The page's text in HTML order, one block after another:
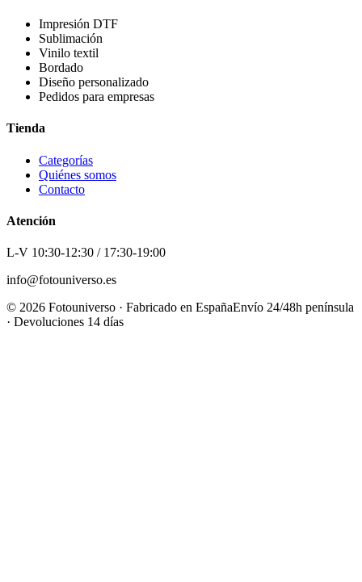
Impresión DTF
Sublimación
Vinilo textil
Bordado
Diseño personalizado
Pedidos para empresas
Tienda
Categorías
Quiénes somos
Contacto
Atención
L-V 10:30-12:30 / 17:30-19:00
info@fotouniverso.es
© 2026 Fotouniverso · Fabricado en EspañaEnvío 24/48h península
· Devoluciones 14 días